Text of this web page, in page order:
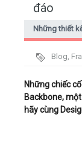
Video
Kiến thức
đáo
Những thiết
Blog,
Những chiếc
Backbone,
hãy cùng